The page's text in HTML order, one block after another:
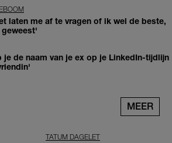
laten me af te vragen of ik wel de beste,
je de naam van je ex op je LinkedIn-tijdlijn
MEER
TATUM DAGELET